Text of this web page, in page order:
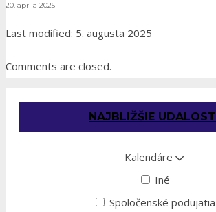
20. apríla 2025
Last modified: 5. augusta 2025
Comments are closed.
NAJBLIŽŠIE UDALOSTI
Kalendáre
Iné
Spoločenské podujatia